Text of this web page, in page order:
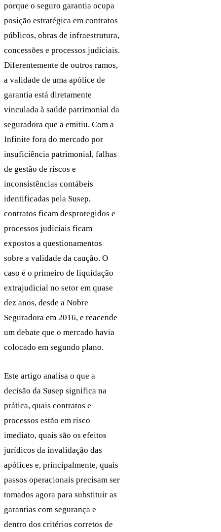
porque o seguro garantia ocupa
posição estratégica em contratos
públicos, obras de infraestrutura,
concessões e processos judiciais.
Diferentemente de outros ramos,
a validade de uma apólice de
garantia está diretamente
vinculada à saúde patrimonial da
seguradora que a emitiu. Com a
Infinite fora do mercado por
insuficiência patrimonial, falhas
de gestão de riscos e
inconsistências contábeis
identificadas pela Susep,
contratos ficam desprotegidos e
processos judiciais ficam
expostos a questionamentos
sobre a validade da caução. O
caso é o primeiro de liquidação
extrajudicial no setor em quase
dez anos, desde a Nobre
Seguradora em 2016, e reacende
um debate que o mercado havia
colocado em segundo plano.
Este artigo analisa o que a
decisão da Susep significa na
prática, quais contratos e
processos estão em risco
imediato, quais são os efeitos
jurídicos da invalidação das
apólices e, principalmente, quais
passos operacionais precisam ser
tomados agora para substituir as
garantias com segurança e
dentro dos critérios corretos de